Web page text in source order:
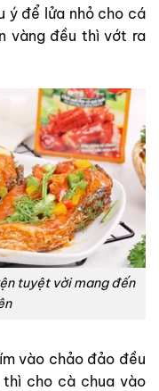
ý để lửa nhỏ cho cá
vàng đều thì vớt ra
tuyệt vời mang đến
vào chảo đảo đều
cho cà chua vào